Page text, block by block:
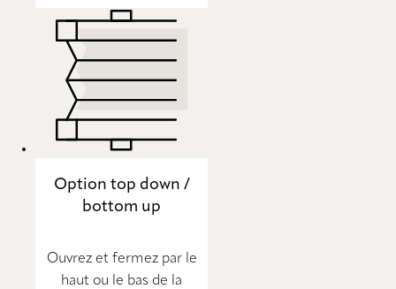
Option top down /
bottom up
Ouvrez et fermez par le
haut ou le bas de la